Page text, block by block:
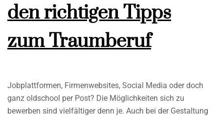
den richtigen Tipps
zum Traumberuf
Jobplattformen, Firmenwebsites, Social Media oder doch
ganz oldschool per Post? Die Möglichkeiten sich zu
bewerben sind vielfältiger denn je. Auch bei der Gestaltung